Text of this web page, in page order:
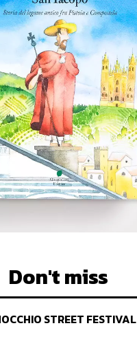
Don't miss
STREET FESTIVAL